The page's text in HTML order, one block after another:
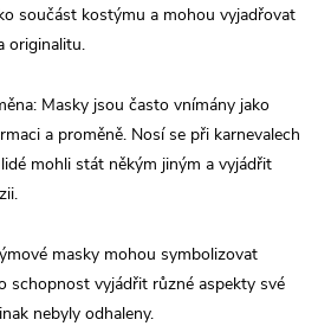
součást kostýmu a mohou vyjadřovat
originalitu.
Masky jsou často vnímány jako
a proměně. Nosí se při karnevalech
mohli stát někým jiným a vyjádřit
masky mohou symbolizovat
schopnost vyjádřit různé aspekty své
nebyly odhaleny.